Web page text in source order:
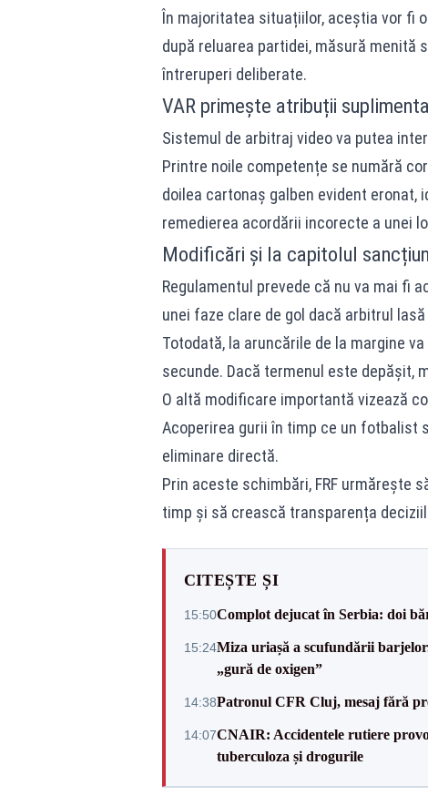
În majoritatea situațiilor, aceștia vor fi
după reluarea partidei, măsură menită
întreruperi deliberate.
VAR primește atribuții
Sistemul de arbitraj video va putea
Printre noile competențe se numără
doilea cartonaș galben evident
remedierea acordării incorecte a unei
Modificări și la capitolul
Regulamentul prevede că nu va mai fi
unei faze clare de gol dacă arbitrul
Totodată, la aruncările de la margine
secunde. Dacă termenul este depășit,
O altă modificare importantă vizează
Acoperirea gurii în timp ce un fotbalist
eliminare directă.
Prin aceste schimbări, FRF urmărește
timp și să crească transparența
CITEȘTE ȘI
15:50Complot dejucat în Serbia: doi
15:24Miza uriașă a scufundării
„gură de oxigen”
14:38Patronul CFR Cluj, mesaj fără
14:07CNAIR: Accidentele rutiere
tuberculoza și drogurile